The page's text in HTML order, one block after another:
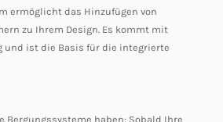
ermöglicht das Hinzufügen von
zu Ihrem Design. Es kommt mit
und ist die Basis für die integrierte
Bergungssysteme haben: Sobald Ihre